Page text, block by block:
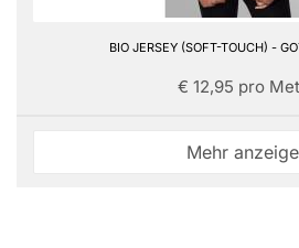
BIO JERSEY (SOFT-TOUCH) -
€ 12,95 pro
Mehr